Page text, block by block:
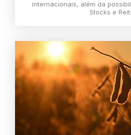
internacionais, além da
Stocks e